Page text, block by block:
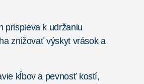
prispieva k udržaniu
znižovať výskyt vrások a
kĺbov a pevnosť kostí,